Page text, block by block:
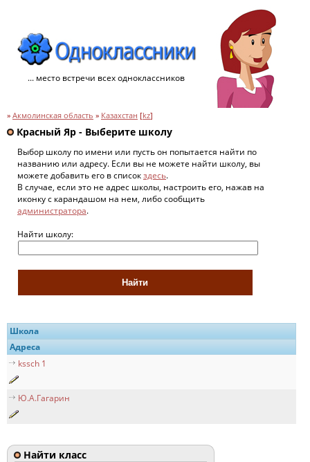
... место встречи всех одноклассников
» Акмолинская область » Казахстан [kz]
Красный Яр - Выберите школу
Выбор школу по имени или пусть он попытается найти по
названию или адресу. Если вы не можете найти школу, вы
можете добавить его в списокздесь.
В случае, если это не адрес школы, настроить его, нажав на
иконку с карандашом на нем, либо сообщить
администратора.
Найти школу:
Школа
Адреса
kssch 1
Ю.А.Гагарин
Найти класс